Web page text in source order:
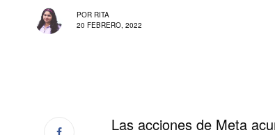
POR RITA
20 FEBRERO, 2022
Las acciones de Meta